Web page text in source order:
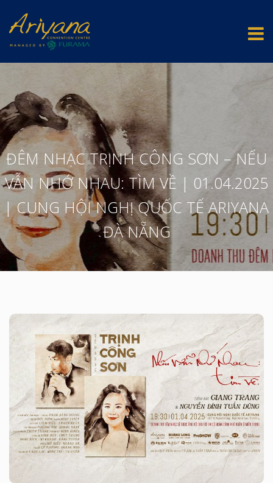
ĐÊM NHẠC TRỊNH CÔNG SƠN – NẾU
VẪN NHỚ NHAU: TÌM VỀ | 01.04.2025
| CUNG HỘI NGHỊ QUỐC TẾ ARIYANA
ĐÀ NẴNG